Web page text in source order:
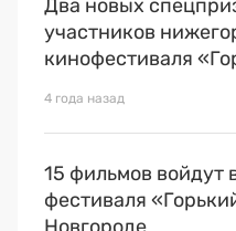
Два новых
участников
кинофестиваля
4 года назад
15 фильмов войдут
фестиваля